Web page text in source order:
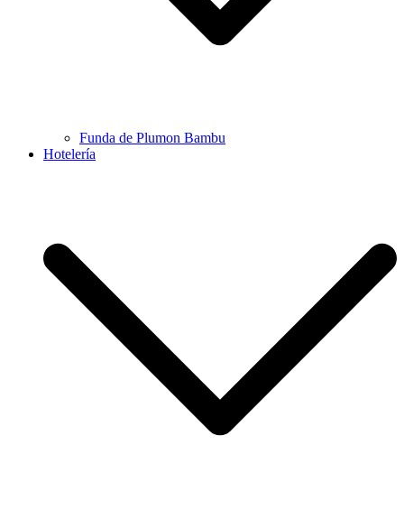
Funda de Plumon Bambu
Hotelería